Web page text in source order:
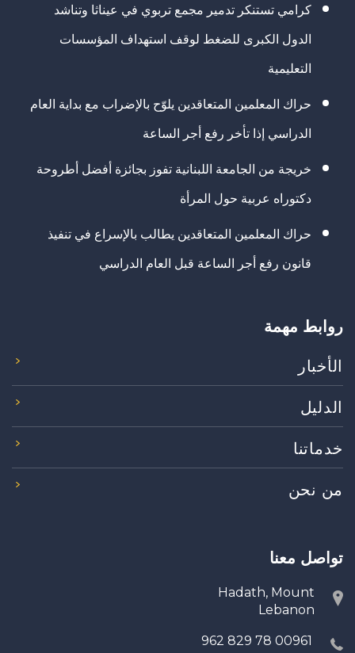
كرامي تستنكر تدمير مجمع تربوي في عيناثا وتناشد
الدول الكبرى للضغط لوقف استهداف المؤسسات
التعليمية
حراك المعلمين المتعاقدين يلوّح بالإضراب مع بداية العام
الدراسي إذا تأخر رفع أجر الساعة
خريجة من الجامعة اللبنانية تفوز بجائزة أفضل أطروحة
دكتوراه عربية حول المرأة
حراك المعلمين المتعاقدين يطالب بالإسراع في تنفيذ
قانون رفع أجر الساعة قبل العام الدراسي
روابط مهمة
الأخبار
الدليل
خدماتنا
من نحن
تواصل معنا
Hadath, Mount
Lebanon
00961 78 829 962